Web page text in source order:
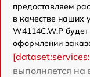
предоставляем
в качестве наших
W4114C.W.P
оформлении
выполняется на